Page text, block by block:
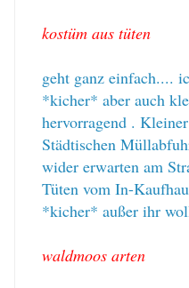
kostüm aus tüten
geht ganz einfach....
*kicher* aber auch
hervorragend .
Städtischen
wider erwarten am
Tüten vom In-
*kicher* außer ihr
waldmoos arten